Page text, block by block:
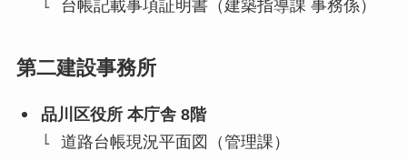
台帳記載事項証明書（建築指導課 事務係）
第二建設事務所
品川区役所 本庁舎 8階
道路台帳現況平面図（管理課）